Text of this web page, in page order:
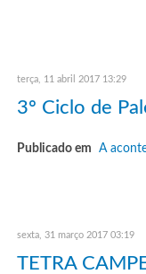
terça, 11 abril 2017 13:29
3º Ciclo de
Publicado em A
sexta, 31 março 2017 03:19
TETRA